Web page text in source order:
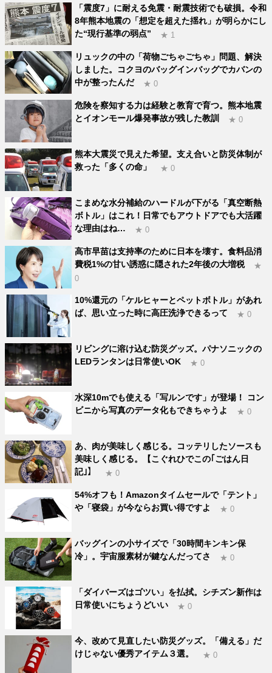
「震度7」に耐える免震・耐震技術でも破損。令和
8年熊本地震の「想定を超えた揺れ」が明らかにし
た“現行基準の弱点”
★ 1
リュックの中の「荷物ごちゃごちゃ」問題、解決
しました。コクヨのバッグインバッグでカバンの
中が整ったんだ
★ 0
危険を察知する力は経験と教育で育つ。熊本地震
とイオンモール爆発事故が残した教訓
★ 0
熊本大震災で見えた希望。支え合いと防災体制が
救った「多くの命」
★ 0
こまめな水分補給のハードルが下がる「真空断熱
ボトル」はこれ！日常でもアウトドアでも大活躍
な理由はね…
★ 0
高市早苗は支持率のために日本を壊す。食料品消
費税1%の甘い誘惑に隠された2年後の大増税
★
0
10%還元の「ケルヒャーとペットボトル」があれ
ば、思い立った時に高圧洗浄できるって
★ 0
リビングに溶け込む防災グッズ。パナソニックの
LEDランタンは日常使いOK
★ 0
水深10mでも使える「写ルンです」が登場！ コン
ビニから写真のデータ化もできちゃうよ
★ 0
あ、肉が美味しく感じる。コッテリしたソースも
美味しく感じる。【こぐれひでこの｢ごはん日
記｣】
★ 0
54%オフも！Amazonタイムセールで「テント」
や「寝袋」が今ならお買い得ですよ
★ 0
バッグインの小サイズで「30時間キンキン保
冷」。宇宙服素材が鍵なんだってさ
★ 0
「ダイバーズはゴツい」を払拭。シチズン新作は
日常使いにちょうどいい
★ 0
今、改めて見直したい防災グッズ。「備える」だ
けじゃない優秀アイテム３選。
★ 0